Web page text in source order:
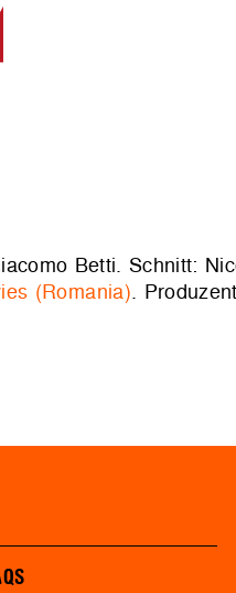
Betti. Schnitt:
(Romania).